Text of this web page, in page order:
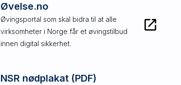
Øvelse.no
Øvingsportal som skal bidra til at alle
virksomheter i Norge får et øvingstilbud
innen digital sikkerhet.
NSR nødplakat (PDF)